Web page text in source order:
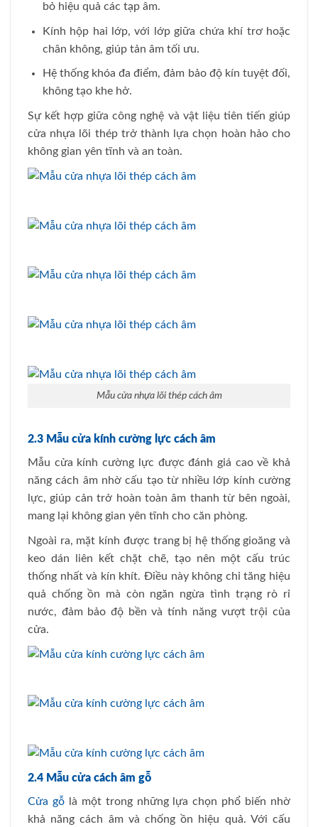
bỏ hiệu quả các tạp âm.
Kính hộp hai lớp, với lớp giữa chứa khí trơ hoặc
chân không, giúp tản âm tối ưu.
Hệ thống khóa đa điểm, đảm bảo độ kín tuyệt đối,
không tạo khe hở.
Sự kết hợp giữa công nghệ và vật liệu tiên tiến giúp
cửa nhựa lõi thép trở thành lựa chọn hoàn hảo cho
không gian yên tĩnh và an toàn.
Mẫu cửa nhựa lõi thép cách âm
2.3 Mẫu cửa kính cường lực cách âm
Mẫu cửa kính cường lực được đánh giá cao về khả
năng cách âm nhờ cấu tạo từ nhiều lớp kính cường
lực, giúp cản trở hoàn toàn âm thanh từ bên ngoài,
mang lại không gian yên tĩnh cho căn phòng.
Ngoài ra, mặt kính được trang bị hệ thống gioăng và
keo dán liên kết chặt chẽ, tạo nên một cấu trúc
thống nhất và kín khít. Điều này không chỉ tăng hiệu
quả chống ồn mà còn ngăn ngừa tình trạng rò rỉ
nước, đảm bảo độ bền và tính năng vượt trội của
cửa.
2.4 Mẫu cửa cách âm gỗ
Cửa gỗlà một trong những lựa chọn phổ biến nhờ
khả năng cách âm và chống ồn hiệu quả. Với cấu